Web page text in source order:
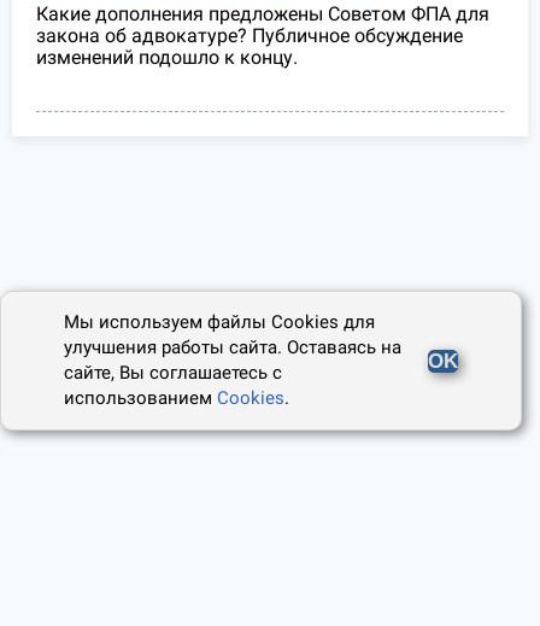
Какие дополнения предложены Советом ФПА для
закона об адвокатуре? Публичное обсуждение
изменений подошло к концу.
Мы используем файлы Cookies для
улучшения работы сайта. Оставаясь на
сайте, Вы соглашаетесь с
использованиемCookies.
OK